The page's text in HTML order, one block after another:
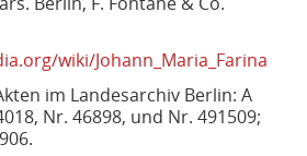
wiki/Johann_Maria_Farina
im Landesarchiv Berlin: A
Nr. 46898, und Nr. 491509;